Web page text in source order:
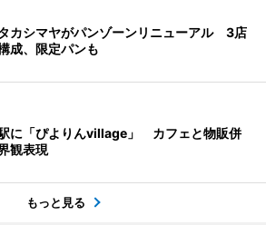
カシマヤがパンゾーンリニューアル 3店
成、限定パンも
に「ぴよりんvillage」 カフェと物販併
観表現
もっと見る